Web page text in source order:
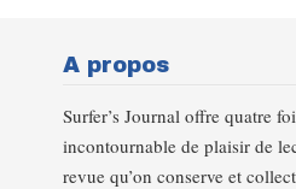
A propos
Surfer’s Journal offre quatre
incontournable de plaisir de
revue qu’on conserve et